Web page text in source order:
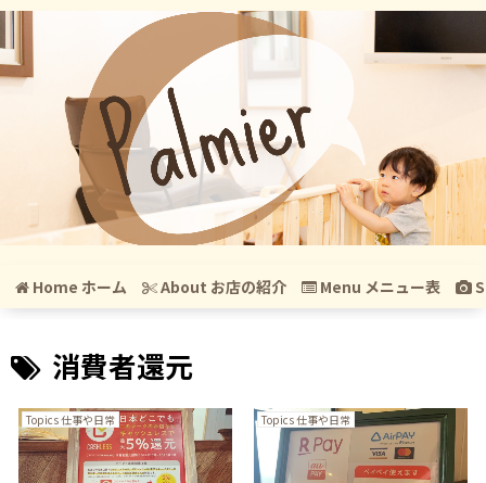
Home ホーム About お店の紹介 Menu メニュー表
消費者還元
Topics 仕事や日常 Topics 仕事や日常